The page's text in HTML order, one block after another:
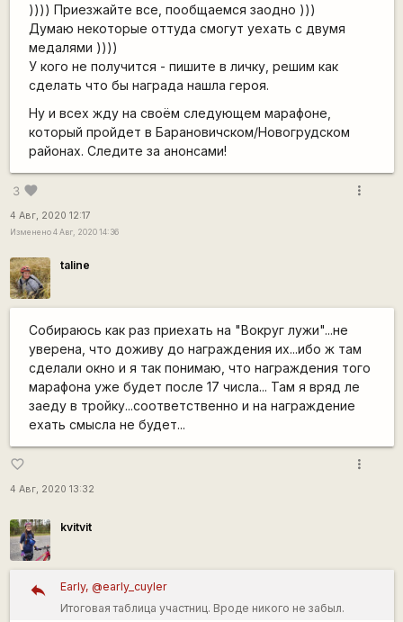
)))) Приезжайте все, пообщаемся заодно )))
Думаю некоторые оттуда смогут уехать с двумя
медалями ))))
У кого не получится - пишите в личку, решим как
сделать что бы награда нашла героя.
Ну и всех жду на своём следующем марафоне,
который пройдет в Барановичском/Новогрудском
районах. Следите за анонсами!
3 favorite
4 Авг, 2020 12:17
Изменено 4 Авг, 2020 14:36
more_vert
taline
Собираюсь как раз приехать на "Вокруг лужи"...не
уверена, что доживу до награждения их...ибо ж там
сделали окно и я так понимаю, что награждения того
марафона уже будет после 17 числа... Там я вряд ле
заеду в тройку...соответственно и на награждение
ехать смысла не будет...
favorite_border
4 Авг, 2020 13:32
more_vert
kvitvit
Early, @early_cuyler
Итоговая таблица участниц. Вроде никого не забыл.